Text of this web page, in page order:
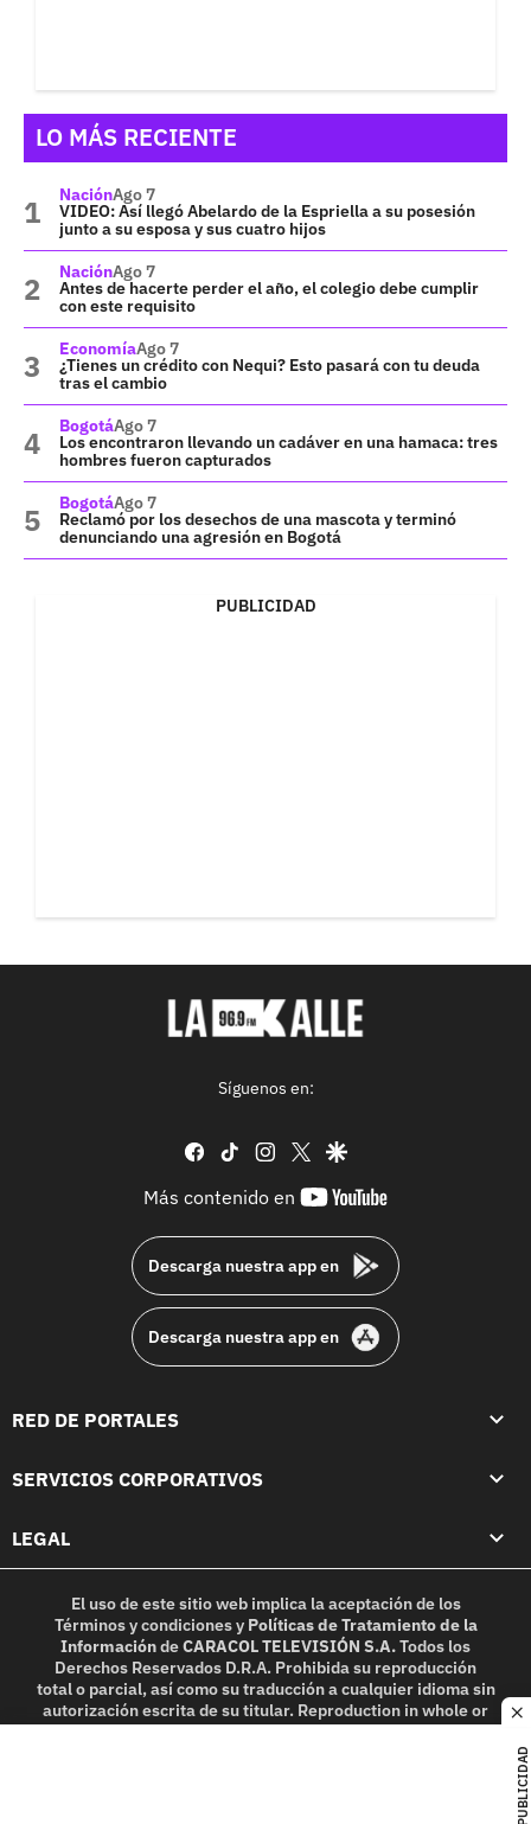
PUBLICIDAD
LO MÁS RECIENTE
NaciónAgo 7
VIDEO: Así llegó Abelardo de la Espriella a su posesión
junto a su esposa y sus cuatro hijos
NaciónAgo 7
Antes de hacerte perder el año, el colegio debe cumplir
con este requisito
EconomíaAgo 7
¿Tienes un crédito con Nequi? Esto pasará con tu deuda
tras el cambio
BogotáAgo 7
Los encontraron llevando un cadáver en una hamaca: tres
hombres fueron capturados
BogotáAgo 7
Reclamó por los desechos de una mascota y terminó
denunciando una agresión en Bogotá
PUBLICIDAD
Síguenos en:
facebook
tiktok instagram
twittergoogle
Más contenido en
youtube-
Descarga nuestra app en
Descarga nuestra app en
RED DE PORTALES
SERVICIOS CORPORATIVOS
LEGAL
El uso de este sitio web implica la aceptación de los
Términos y condicionesy Políticas de Tratamiento de la
InformacióndeCARACOL TELEVISIÓN S.A.Todos los
Derechos Reservados D.R.A. Prohibida su reproducción
total o parcial, así como su traducción a cualquier idioma sin
autorización escrita de su titular. Reproduction in whole or
in part, or translation without written permission is